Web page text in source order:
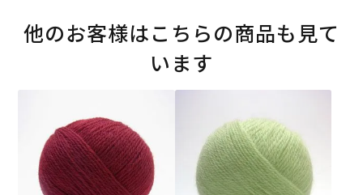
他のお客様はこちらの商品も見て
います